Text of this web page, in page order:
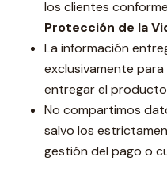
los clientes
Protección de la
La información
exclusivamente
entregar el
No compartimos
salvo los
gestión del pago o